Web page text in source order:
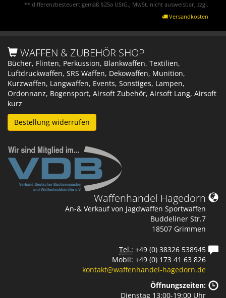
** differenzbesteuert gemäß §25a UStG.; MwSt. nicht ausweisbar; zzgl.
Versandkosten
WAFFEN & ZUBEHÖR SHOP
Bücher, Flinten, Perkussion, Blankwaffen, Textilien,
Luftdruckwaffen, SRS Waffen, Dekowaffen, Munition,
Kurzwaffen, Langwaffen, Events, Sonstiges, Lampen,
Ordonnanz, Bogensport, Airsoft Zubehör, Airsoft Lang, Airsoft
kurz
Bestellung widerrufen
Waffenhandel Hagedorn
An-& Verkauf von Jagdwaffen Sportwaffen
Buddeliner Str.7
18507 Grimmen
Tel.: +49 (0) 38326 538945
Mobil: +49 (0) 173 41 63 826
kontakt@waffenhandel-hagedorn.de
Öffnungszeiten:
Dienstag 13:00-19:00 Uhr